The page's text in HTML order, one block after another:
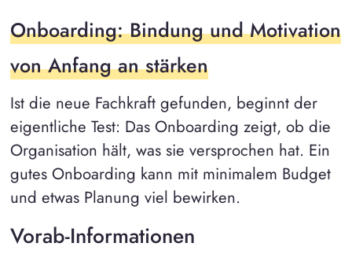
Onboarding: Bindung und Motivation
von Anfang an stärken
Ist die neue Fachkraft gefunden, beginnt der
eigentliche Test: Das Onboarding zeigt, ob die
Organisation hält, was sie versprochen hat. Ein
gutes Onboarding kann mit minimalem Budget
und etwas Planung viel bewirken.
Vorab-Informationen